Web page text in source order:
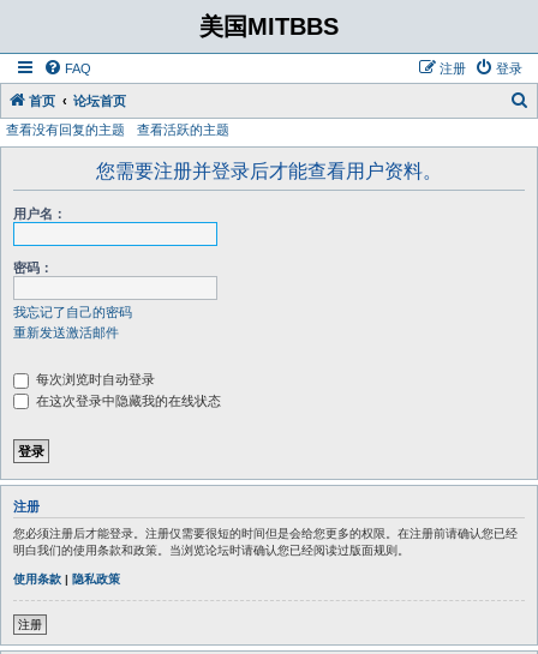
美国MITBBS
FAQ 登录
注册
首页 论坛首页
查看没有回复的主题 查看活跃的主题
您需要注册并登录后才能查看用户资料。
用户名：
密码：
我忘记了自己的密码
重新发送激活邮件
每次浏览时自动登录
在这次登录中隐藏我的在线状态
注册
您必须注册后才能登录。注册仅需要很短的时间但是会给您更多的权限。在注册前请确认您已经
明白我们的使用条款和政策。当浏览论坛时请确认您已经阅读过版面规则。
使用条款 | 隐私政策
注册